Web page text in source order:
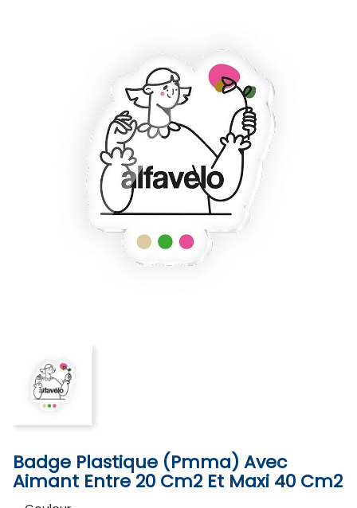
Badge Plastique (Pmma) Avec
Aimant Entre 20 Cm2 Et Maxi 40 Cm2